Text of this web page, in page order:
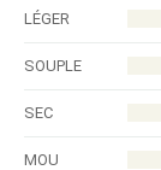
LÉGER
SOUPLE
SEC
MOU